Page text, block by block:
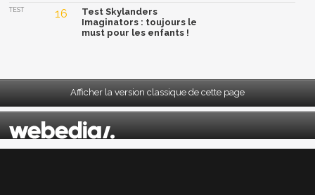
TEST 16
Test Skylanders
Imaginators : toujours le
must pour les enfants !
Afficher la version classique de cette page